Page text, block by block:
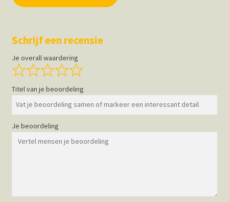
Schrijf een recensie
Je overall waardering
Titel van je beoordeling
Je beoordeling